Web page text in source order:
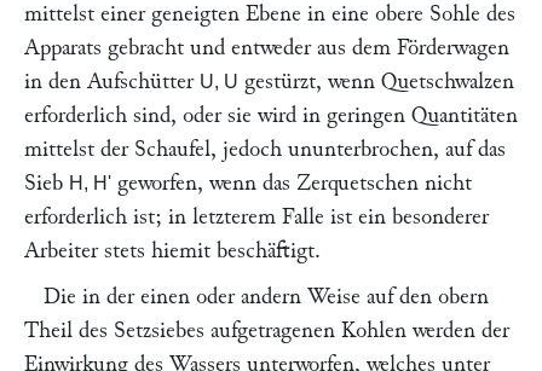
mittelst einer geneigten Ebene in eine obere Sohle des
Apparats gebracht und entweder aus dem Förderwagen
in den Aufschütter U, U gestürzt, wenn Quetschwalzen
erforderlich sind, oder sie wird in geringen Quantitäten
mittelst der Schaufel, jedoch ununterbrochen, auf das
Sieb H, H' geworfen, wenn das Zerquetschen nicht
erforderlich ist; in letzterem Falle ist ein besonderer
Arbeiter stets hiemit beschäftigt.
Die in der einen oder andern Weise auf den obern
Theil des Setzsiebes aufgetragenen Kohlen werden der
Einwirkung des Wassers unterworfen, welches unter